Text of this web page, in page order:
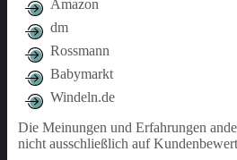
Amazon
dm
Rossmann
Babymarkt
Windeln.de
Die Meinungen und Erfahrungen
nicht ausschließlich auf